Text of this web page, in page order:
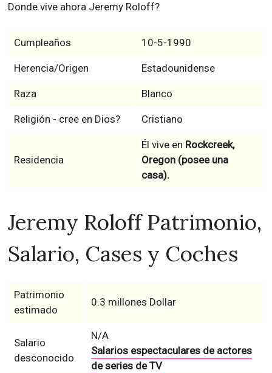
Donde vive ahora Jeremy Roloff?
Cumpleaños 10-5-1990
Herencia/Origen Estadounidense
Raza Blanco
Religión - cree en Dios? Cristiano
Residencia
Él vive en Rockcreek,
Oregon (posee una
casa).
Jeremy Roloff Patrimonio,
Salario, Cases y Coches
Patrimonio
estimado
0.3 millones Dollar
Salario
desconocido
N/A
Salarios espectaculares de actores
de series de TV